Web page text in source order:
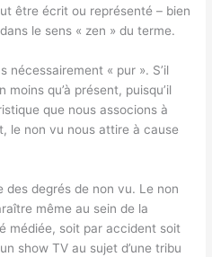
être écrit ou représenté – bien
le sens « zen » du terme.
nécessairement « pur ». S’il
moins qu’à présent, puisqu’il
que nous associons à
le non vu nous attire à cause
des degrés de non vu. Le non
même au sein de la
médiée, soit par accident soit
show TV au sujet d’une tribu